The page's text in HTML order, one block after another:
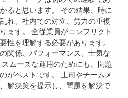
ると思います。 その結果、時に
れ、社内での対立、労力の重複
ます。 全従業員がコンフリクト
性を理解する必要があります。
関係、パフォーマンス、士気な
ムーズな運用のためにも、問題
がベストです。 上司やチームメ
解決策を提示し、問題を解決で